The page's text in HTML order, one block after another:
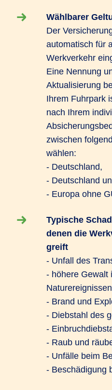
Wählbarer
Der
automatisch für
Werkverkehr
Eine Nennung
Aktualisierung
Ihrem Fuhrpark
nach Ihrem
zwischen
wählen:
- Deutschland,
- Deutschland
- Europa ohne
Typische
denen die
greift
- Unfall des
- höhere Gewalt
Naturereignissen
- Brand und
- Diebstahl des
-
- Raub und
- Unfälle beim
- Beschädigung